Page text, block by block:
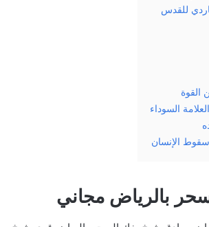
للقدس
بالرياض مجاني